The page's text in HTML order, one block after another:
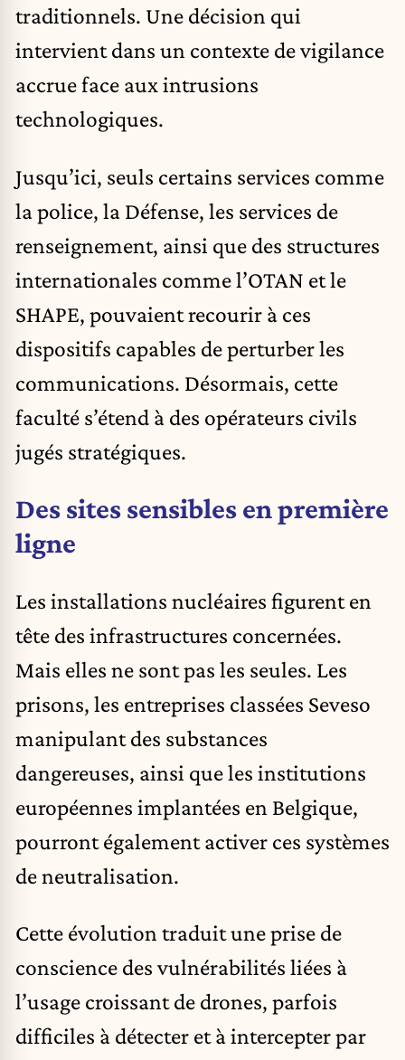
traditionnels. Une décision qui
intervient dans un contexte de vigilance
accrue face aux intrusions
technologiques.
Jusqu’ici, seuls certains services comme
la police, la Défense, les services de
renseignement, ainsi que des structures
internationales comme l’OTAN et le
SHAPE, pouvaient recourir à ces
dispositifs capables de perturber les
communications. Désormais, cette
faculté s’étend à des opérateurs civils
jugés stratégiques.
Des sites sensibles en première
ligne
Les installations nucléaires figurent en
tête des infrastructures concernées.
Mais elles ne sont pas les seules. Les
prisons, les entreprises classées Seveso
manipulant des substances
dangereuses, ainsi que les institutions
européennes implantées en Belgique,
pourront également activer ces systèmes
de neutralisation.
Cette évolution traduit une prise de
conscience des vulnérabilités liées à
l’usage croissant de drones, parfois
difficiles à détecter et à intercepter par